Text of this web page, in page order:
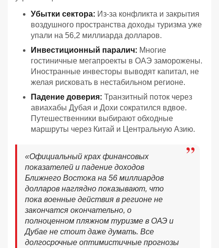
Убытки сектора: Из-за конфликта и закрытия
воздушного пространства доходы туризма уже
упали на 56,2 миллиарда долларов.
Инвестиционный паралич: Многие
гостиничные мегапроекты в ОАЭ заморожены.
Иностранные инвесторы выводят капитал, не
желая рисковать в нестабильном регионе.
Падение доверия: Транзитный поток через
авиахабы Дубая и Дохи сократился вдвое.
Путешественники выбирают обходные
маршруты через Китай и Центральную Азию.
«Официальный крах финансовых
показателей и падение доходов
Ближнего Востока на 56 миллиардов
долларов наглядно показывают, что
пока военные действия в регионе не
закончатся окончательно, о
полноценном пляжном туризме в ОАЭ и
Дубае не стоит даже думать. Все
долгосрочные оптимистичные прогнозы